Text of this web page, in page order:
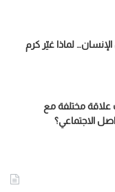
لماذا غيّر كرم
مختلفة مع
الاجتماعي؟